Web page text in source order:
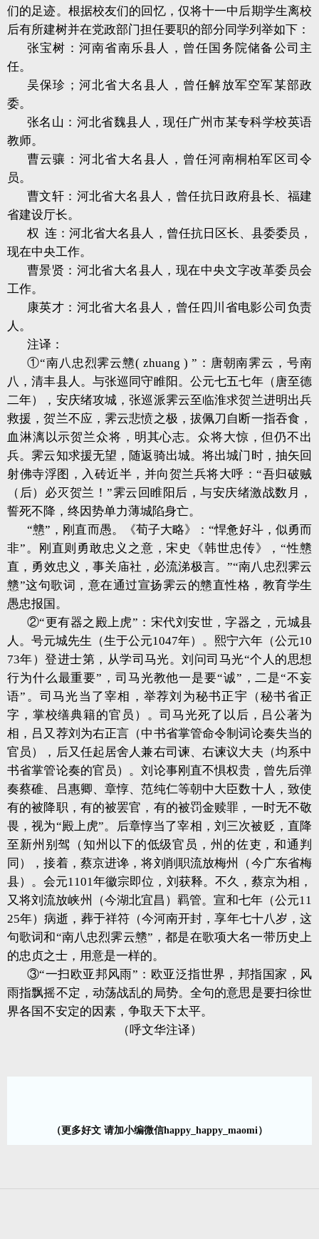
们的足迹。根据校友们的回忆，仅将十一中后期学生离校
后有所建树并在党政部门担任要职的部分同学列举如下：
张宝树：河南省南乐县人，曾任国务院储备公司主
任。
吴保珍；河北省大名县人，曾任解放军空军某部政
委。
张名山：河北省魏县人，现任广州市某专科学校英语
教师。
曹云骧：河北省大名县人，曾任河南桐柏军区司令
员。
曹文轩：河北省大名县人，曾任抗日政府县长、福建
省建设厅长。
权 连：河北省大名县人，曾任抗日区长、县委委员，
现在中央工作。
曹景贤：河北省大名县人，现在中央文字改革委员会
工作。
康英才：河北省大名县人，曾任四川省电影公司负责
人。
注译：
①“南八忠烈霁云戆( zhuang ) ”：唐朝南霁云，号南
八，清丰县人。与张巡同守睢阳。公元七五七年（唐至德
二年），安庆绪攻城，张巡派霁云至临淮求贺兰进明出兵
救援，贺兰不应，霁云悲愤之极，拔佩刀自断一指吞食，
血淋漓以示贺兰众将，明其心志。众将大惊，但仍不出
兵。霁云知求援无望，随返骑出城。将出城门时，抽矢回
射佛寺浮图，入砖近半，并向贺兰兵将大呼：“吾归破贼
（后）必灭贺兰！”霁云回睢阳后，与安庆绪激战数月，
誓死不降，终因势单力薄城陷身亡。
“戆”，刚直而愚。《荀子大略》：“悍惫好斗，似勇而
非”。刚直则勇敢忠义之意，宋史《韩世忠传》，“性戆
直，勇效忠义，事关庙社，必流涕极言。”“南八忠烈霁云
戆”这句歌词，意在通过宣扬霁云的戆直性格，教育学生
愚忠报国。
②“更有器之殿上虎”：宋代刘安世，字器之，元城县
人。号元城先生（生于公元1047年）。熙宁六年（公元10
73年）登进士第，从学司马光。刘问司马光“个人的思想
行为什么最重要”，司马光教他一是要“诚”，二是“不妄
语”。司马光当了宰相，举荐刘为秘书正宇（秘书省正
字，掌校缮典籍的官员）。司马光死了以后，吕公著为
相，吕又荐刘为右正言（中书省掌管命令制词论奏失当的
官员），后又任起居舍人兼右司谏、右谏议大夫（均系中
书省掌管论奏的官员）。刘论事刚直不惧权贵，曾先后弹
奏蔡碓、吕惠卿、章惇、范纯仁等朝中大臣数十人，致使
有的被降职，有的被罢官，有的被罚金赎罪，一时无不敬
畏，视为“殿上虎”。后章惇当了宰相，刘三次被贬，直降
至新州别驾（知州以下的低级官员，州的佐吏，和通判
同），接着，蔡京进谗，将刘削职流放梅州（今广东省梅
县）。会元1101年徽宗即位，刘获释。不久，蔡京为相，
又将刘流放峡州（今湖北宜昌）羁管。宣和七年（公元11
25年）病逝，葬于祥符（今河南开封，享年七十八岁，这
句歌词和“南八忠烈霁云戆”，都是在歌项大名一带历史上
的忠贞之士，用意是一样的。
③“一扫欧亚邦风雨”：欧亚泛指世界，邦指国家，风
雨指飘摇不定，动荡战乱的局势。全句的意思是要扫徐世
界各国不安定的因素，争取天下太平。
（呼文华注译）
（更多好文 请加小编微信happy_happy_maomi）